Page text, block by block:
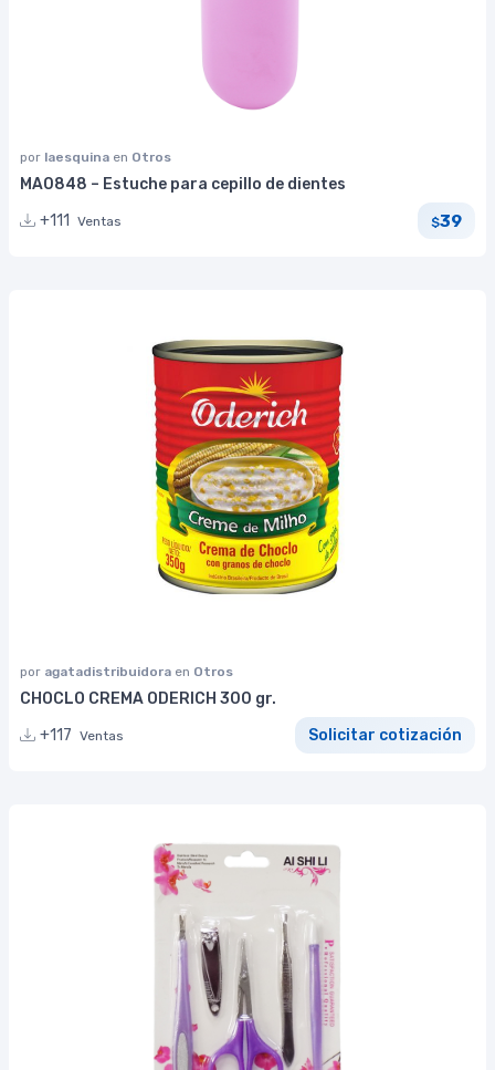
por laesquina en Otros
MA0848 – Estuche para cepillo de dientes
+111
Ventas $39
por agatadistribuidora en Otros
CHOCLO CREMA ODERICH 300 gr.
+117 Ventas Solicitar cotización